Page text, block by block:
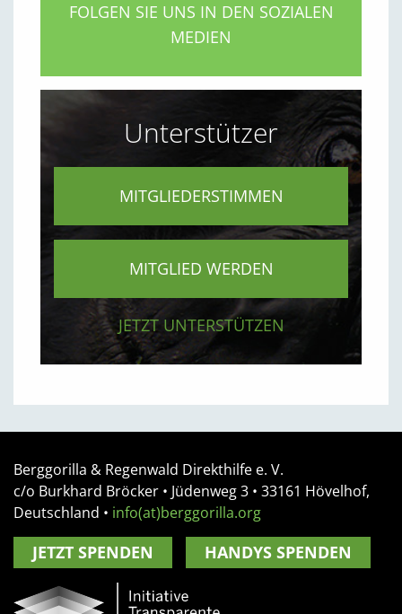
FOLGEN SIE UNS IN DEN SOZIALEN
MEDIEN
Unterstützer
MITGLIEDERSTIMMEN
MITGLIED WERDEN
JETZT UNTERSTÜTZEN
Berggorilla & Regenwald Direkthilfe e. V.
c/o Burkhard Bröcker • Jüdenweg 3 • 33161 Hövelhof,
Deutschland • info(at)berggorilla.org
JETZT SPENDEN HANDYS SPENDEN